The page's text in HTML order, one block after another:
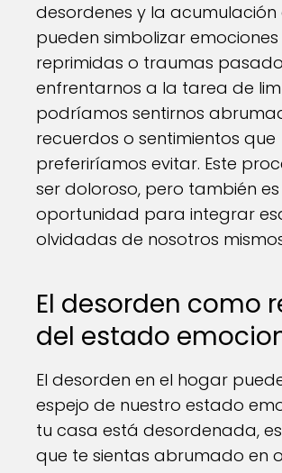
desordenes y la acumulación
pueden simbolizar emociones
reprimidas o traumas
enfrentarnos a la tarea de
podríamos sentirnos
recuerdos o sentimientos que
preferiríamos evitar. Este
ser doloroso, pero también
oportunidad para integrar
olvidadas de nosotros
El desorden como
del estado
El desorden en el hogar
espejo de nuestro estado
tu casa está desordenada,
que te sientas abrumado en